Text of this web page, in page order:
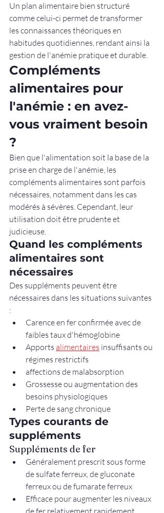
Un plan alimentaire bien structuré
comme celui-ci permet de transformer
les connaissances théoriques en
habitudes quotidiennes, rendant ainsi la
gestion de l'anémie pratique et durable.
Compléments
alimentaires pour
l'anémie : en avez-
vous vraiment besoin
?
Bien que l'alimentation soit la base de la
prise en charge de l'anémie, les
compléments alimentaires sont parfois
nécessaires, notamment dans les cas
modérés à sévères. Cependant, leur
utilisation doit être prudente et
judicieuse.
Quand les compléments
alimentaires sont
nécessaires
Des suppléments peuvent être
nécessaires dans les situations suivantes
:
Carence en fer confirmée avec de
faibles taux d'hémoglobine
Apports alimentaires insuffisants ou
régimes restrictifs
affections de malabsorption
Grossesse ou augmentation des
besoins physiologiques
Perte de sang chronique
Types courants de
suppléments
Suppléments de fer
Généralement prescrit sous forme
de sulfate ferreux, de gluconate
ferreux ou de fumarate ferreux
Efficace pour augmenter les niveaux
de fer relativement rapidement